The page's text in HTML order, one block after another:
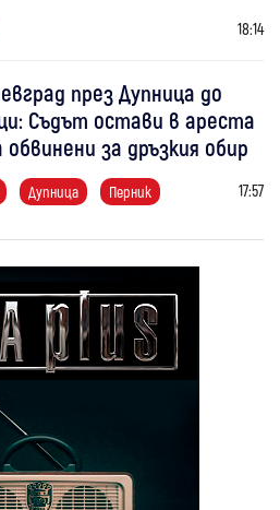
18:14
през Дупница до
Съдът остави в ареста
за дръзкия обир
Дупница Перник 17:57